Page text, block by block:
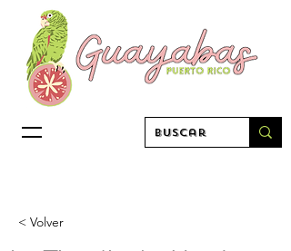
< Volver